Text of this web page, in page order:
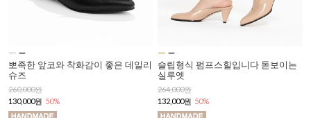
뽀족한 앞코와 착화감이 좋은 데일리
슈즈
260,000원
130,000원 50%
슬립형식 펌프스힐입니다 돋보이는
실루엣
264,000원
132,000원 50%